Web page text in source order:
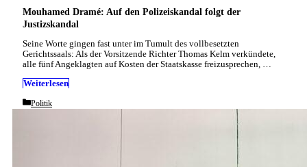
Mouhamed Dramé: Auf den Polizeiskandal folgt der
Justizskandal
Seine Worte gingen fast unter im Tumult des vollbesetzten
Gerichtssaals: Als der Vorsitzende Richter Thomas Kelm verkündete,
alle fünf Angeklagten auf Kosten der Staatskasse freizusprechen, …
Weiterlesen
Categories
Politik